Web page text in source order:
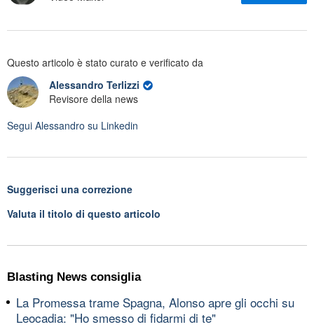
Questo articolo è stato curato e verificato da
Alessandro Terlizzi
Revisore della news
Segui Alessandro su Linkedin
Suggerisci una correzione
Valuta il titolo di questo articolo
Blasting News consiglia
La Promessa trame Spagna, Alonso apre gli occhi su
Leocadia: "Ho smesso di fidarmi di te"